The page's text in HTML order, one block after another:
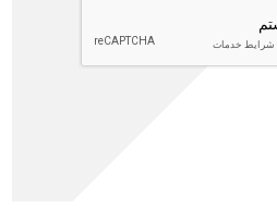
دارد و جایگزین مشاوره،
برای تشخیص دقیق و انتخاب درمان